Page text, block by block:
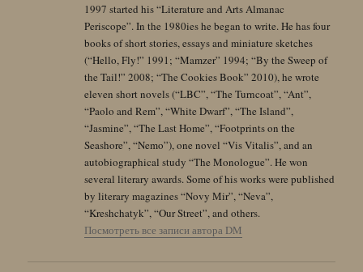
1997 started his “Literature and Arts Almanac
Periscope”. In the 1980ies he began to write. He has four
books of short stories, essays and miniature sketches
(“Hello, Fly!” 1991; “Mamzer” 1994; “By the Sweep of
the Tail!” 2008; “The Cookies Book” 2010), he wrote
eleven short novels (“LBC”, “The Turncoat”, “Ant”,
“Paolo and Rem”, “White Dwarf”, “The Island”,
“Jasmine”, “The Last Home”, “Footprints on the
Seashore”, “Nemo”), one novel “Vis Vitalis”, and an
autobiographical study “The Monologue”. He won
several literary awards. Some of his works were published
by literary magazines “Novy Mir”, “Neva”,
“Kreshchatyk”, “Our Street”, and others.
Посмотреть все записи автора DM